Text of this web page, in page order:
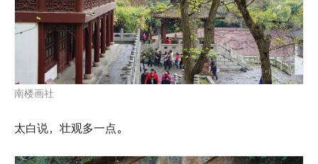
南楼画社
太白说，壮观多一点。